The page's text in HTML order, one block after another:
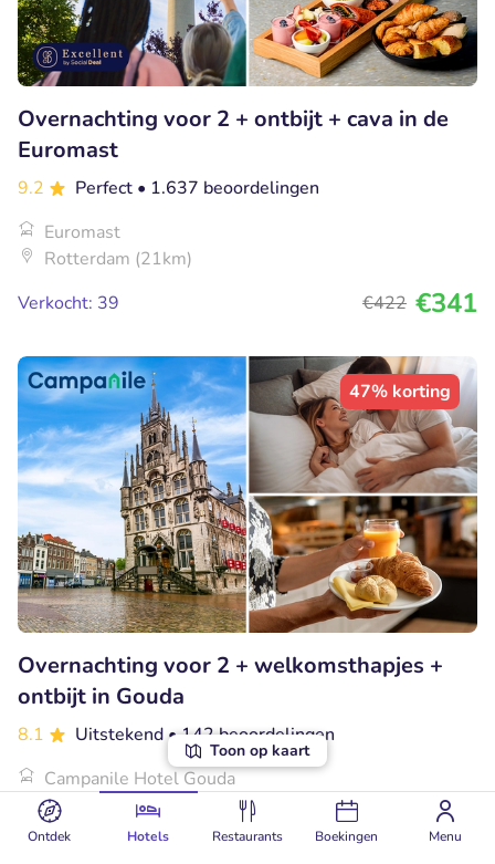
Ontdek Hotels Restaurants Boekingen Menu
Toon op kaart
Overnachting voor 2 + ontbijt + cava in de
Euromast
9.2 Perfect • 1.637 beoordelingen
Euromast
Rotterdam (21km)
Verkocht: 39
€422 €341
47% korting
Overnachting voor 2 + welkomsthapjes +
ontbijt in Gouda
8.1 Uitstekend• 142 beoordelingen
Campanile Hotel Gouda
Gouda (25km)
Verkocht: 21
€85